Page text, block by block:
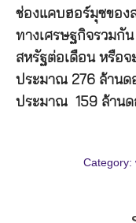
ช่องแคบฮอร์มุซของ
ทางเศรษฐกิจรวมกั
สหรัฐต่อเดือน หรือจ
ประมาณ 276 ล้านด
ประมาณ 159 ล้านด
Category: